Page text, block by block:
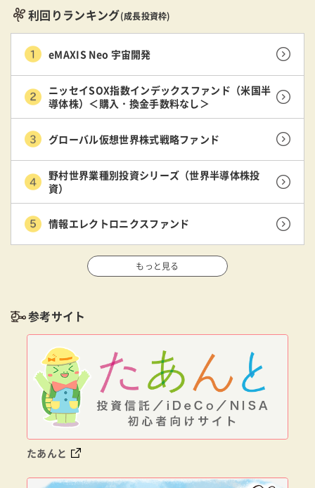
利回りランキング(成長投資枠)
eMAXIS Neo 宇宙開発
ニッセイSOX指数インデックスファンド（米国半
導体株）＜購入・換金手数料なし＞
グローバル仮想世界株式戦略ファンド
野村世界業種別投資シリーズ（世界半導体株投
資）
情報エレクトロニクスファンド
もっと見る
参考サイト
たあんと